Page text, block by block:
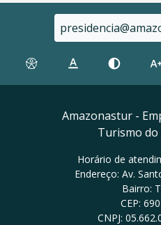
Amazonastur -
Turismo do
Horário de
Endereço: Av.
Bairro:
CEP:
CNPJ: